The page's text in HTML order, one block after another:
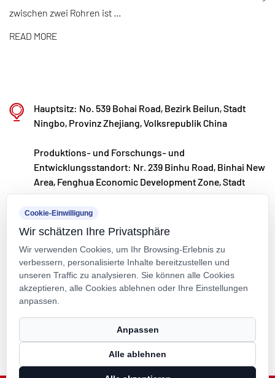
automatisierte Fertigung und strikte Beschaffung
importierter Rohstoffe sicher. Im Einklang mit
hochwertige Produkte „Made in China“ anzubieten.
Produktionsstandort Fenghua
Mit einer Gesamtinvestition von 200 Millionen RMB
hat Kaixin Ultra-Pure Pipe Technology (Ningbo) Co.,
Ltd. in Zusammenarbeit mit Universitäten und
Forschungsinstituten ein neues Materiallabor
eingerichtet, eine moderne Produktionsbasis
aufgebaut und acht vollautomatische
Produktionslinien für modifizierte Kunststoffe und
widmet sich der Forschung und Entwicklung,
Produktion und Anwendung neuer modifizierter
Kunststoffe und Polymermaterialien. Kaixin ist
zwischen zwei Rohren ist ...
READ MORE
Hauptsitz: No. 539 Bohai Road, Bezirk Beilun, Stadt
Ningbo, Provinz Zhejiang, Volksrepublik China
Produktions- und Forschungs- und
Entwicklungsstandort: Nr. 239 Binhu Road, Binhai New
Area, Fenghua Economic Development Zone, Stadt
Ningbo, Provinz Zhejiang, Volksrepublik China
+86-18067123177
Urheberrecht © Kaixin Pipeline Technologies Co., Ltd. Alle Rechte
vorbehalten.
Smart Cloud
Cookie-Einwilligung
Wir schätzen Ihre Privatsphäre
Wir verwenden Cookies, um Ihr Browsing-Erlebnis zu
verbessern, personalisierte Inhalte bereitzustellen und
unseren Traffic zu analysieren. Sie können alle Cookies
akzeptieren, alle Cookies ablehnen oder Ihre Einstellungen
anpassen.
Anpassen
Alle ablehnen